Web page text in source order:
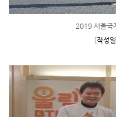
2019 서울국
[작성